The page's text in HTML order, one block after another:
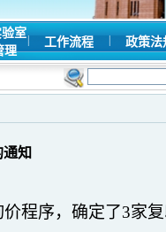
室
理
工作流程 政策法
知
程序，确定了3家